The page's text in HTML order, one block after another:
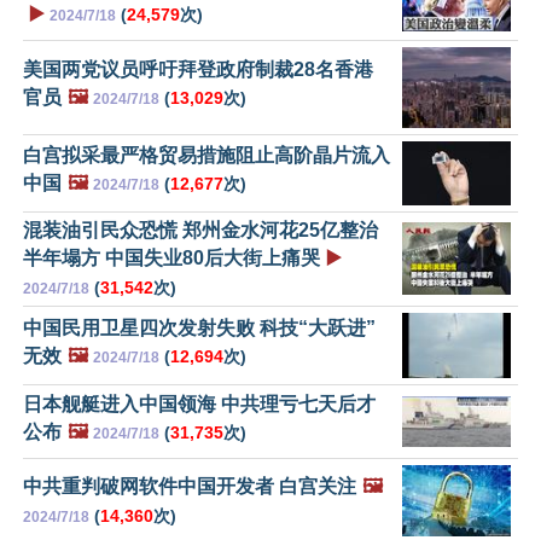
▶️ 2024/7/18 (24,579次)
美国两党议员呼吁拜登政府制裁28名香港
官员 🖼️ 2024/7/18 (13,029次)
白宫拟采最严格贸易措施阻止高阶晶片流入
中国 🖼️ 2024/7/18 (12,677次)
混装油引民众恐慌 郑州金水河花25亿整治
半年塌方 中国失业80后大街上痛哭 ▶️
2024/7/18 (31,542次)
中国民用卫星四次发射失败 科技“大跃进”
无效 🖼️ 2024/7/18 (12,694次)
日本舰艇进入中国领海 中共理亏七天后才
公布 🖼️ 2024/7/18 (31,735次)
中共重判破网软件中国开发者 白宫关注 🖼️
2024/7/18 (14,360次)